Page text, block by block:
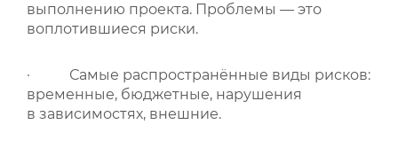
выполнению проекта. Проблемы — это
воплотившиеся риски.
· Самые распространённые виды рисков:
временные, бюджетные, нарушения
в зависимостях, внешние.